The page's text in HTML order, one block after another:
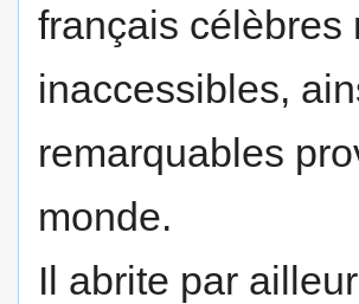
français célèbres
inaccessibles,
remarquables
monde.
Il abrite par